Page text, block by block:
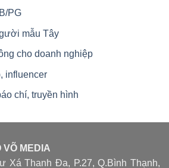
PG
mẫu Tây
cho doanh nghiệp
influencer
chí, truyền hình
VÕ MEDIA
Xá Thanh Đa, P.27, Q.Bình Thạnh,